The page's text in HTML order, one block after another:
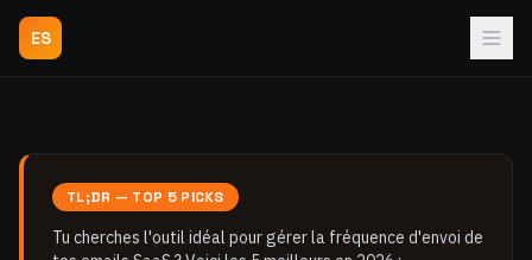
ES
TL;DR — TOP 5 PICKS
Tu cherches l'outil idéal pour gérer la fréquence d'envoi de